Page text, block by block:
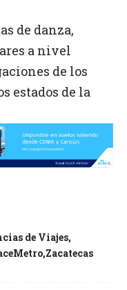
de danza,
a nivel
de los
estados de la
de Viajes
Zacatecas